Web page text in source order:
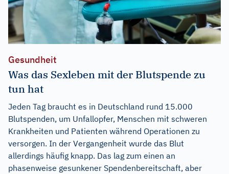
Gesundheit
Was das Sexleben mit der Blutspende zu
tun hat
Jeden Tag braucht es in Deutschland rund 15.000
Blutspenden, um Unfallopfer, Menschen mit schweren
Krankheiten und Patienten während Operationen zu
versorgen. In der Vergangenheit wurde das Blut
allerdings häufig knapp. Das lag zum einen an
phasenweise gesunkener Spendenbereitschaft, aber